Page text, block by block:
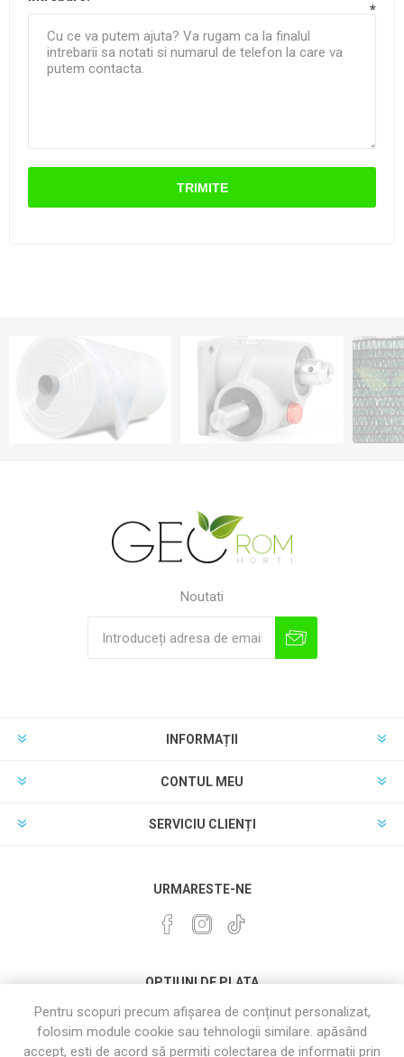
*
TRIMITE
Noutati
INFORMAȚII
CONTUL MEU
SERVICIU CLIENȚI
URMARESTE-NE
OPTIUNI DE PLATA
Pentru scopuri precum afișarea de conținut personalizat,
folosim module cookie sau tehnologii similare. apăsând
accept, ești de acord să permiți colectarea de informații prin